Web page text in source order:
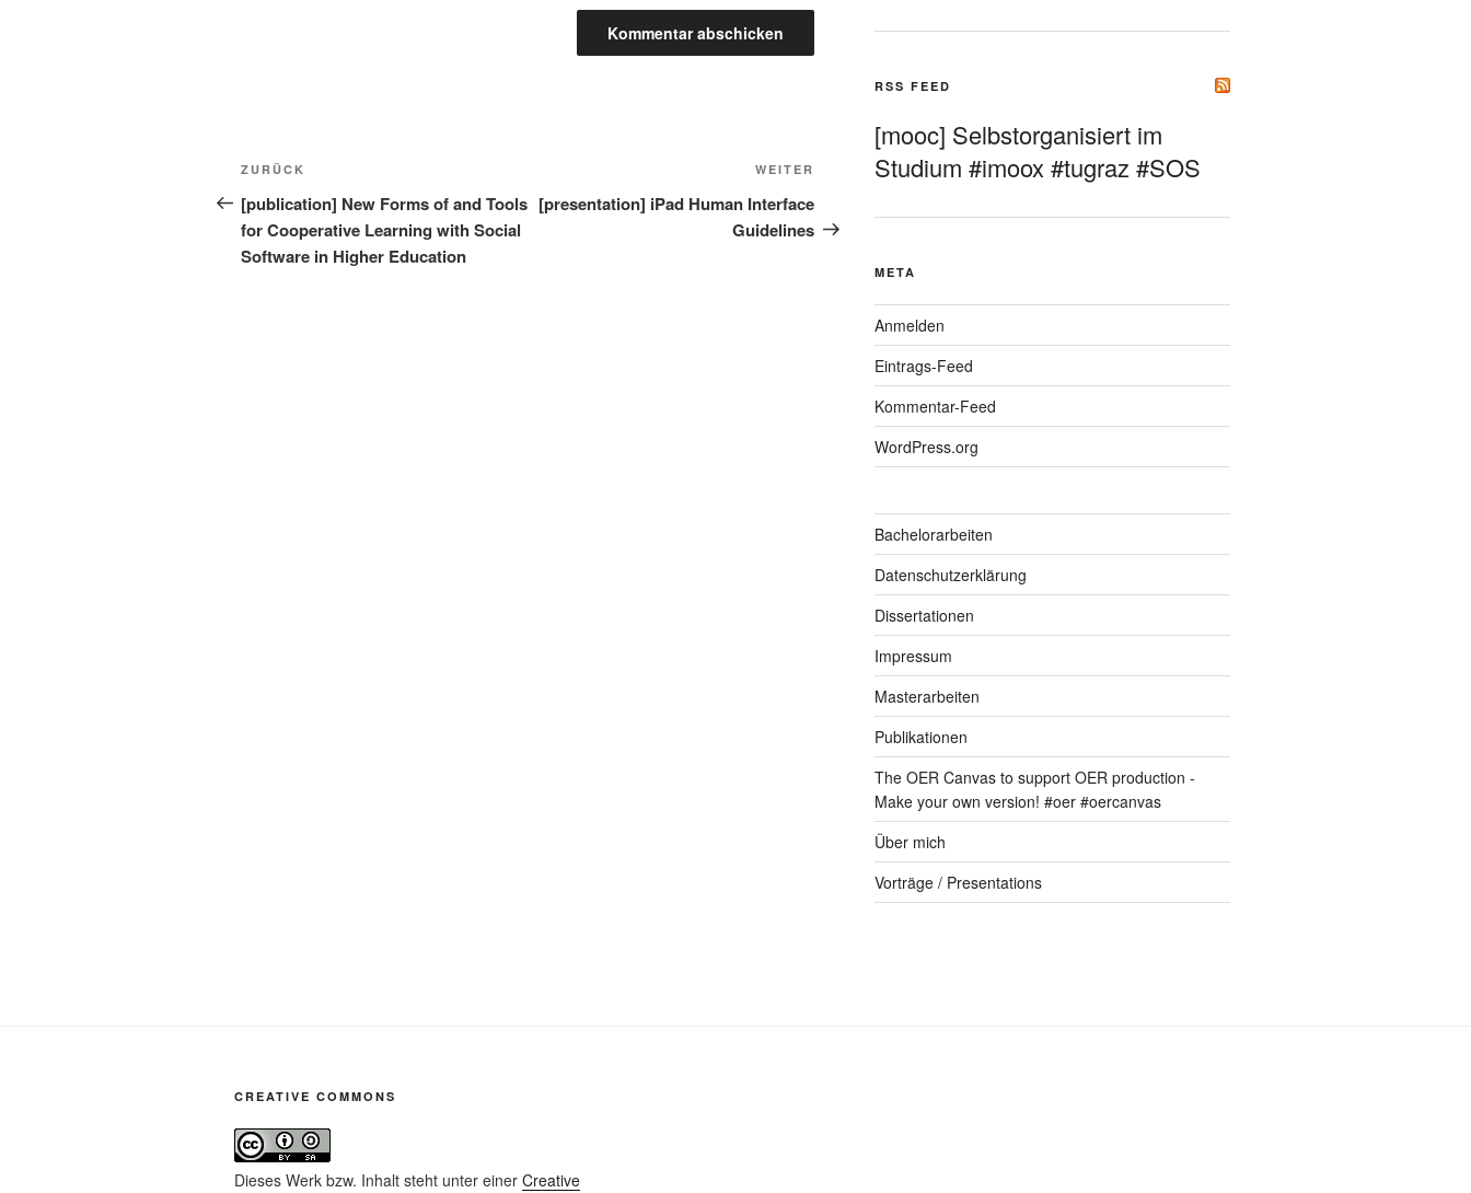
Beitragsnavigation
Vorheriger
Beitrag
ZURÜCK
[publication] New Forms of and Tools
for Cooperative Learning with Social
Software in Higher Education
Nächster
Beitrag
WEITER
[presentation] iPad Human Interface
Guidelines
RSS FEED
[mooc] Selbstorganisiert im
Studium #imoox #tugraz #SOS
META
Anmelden
Eintrags-Feed
Kommentar-Feed
WordPress.org
Bachelorarbeiten
Datenschutzerklärung
Dissertationen
Impressum
Masterarbeiten
Publikationen
The OER Canvas to support OER production -
Make your own version! #oer #oercanvas
Über mich
Vorträge / Presentations
CREATIVE COMMONS
Dieses Werk bzw. Inhalt steht unter einer Creative